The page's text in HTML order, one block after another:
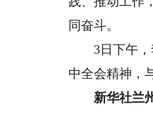
同奋斗。
3日下午，李
中全会精神，
新华社兰州